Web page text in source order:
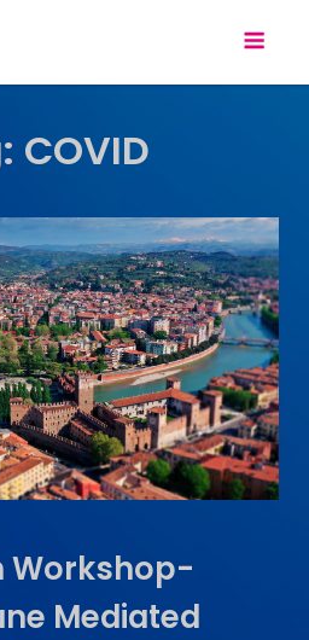
COVID
Workshop-
Mediated